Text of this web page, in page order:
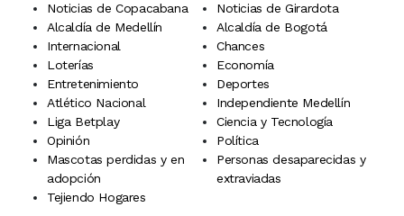
Noticias de Copacabana
Noticias de Girardota
Alcaldía de Medellín
Alcaldía de Bogotá
Internacional
Chances
Loterías
Economía
Entretenimiento
Deportes
Atlético Nacional
Independiente Medellín
Liga Betplay
Ciencia y Tecnología
Opinión
Política
Mascotas perdidas y en
adopción
Personas desaparecidas y
extraviadas
Tejiendo Hogares